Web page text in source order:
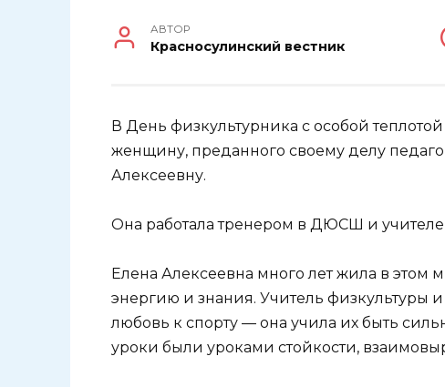
АВТОР
Красносулинский вестник
В День физкультурника с особой
женщину, преданного своему делу
Алексеевну.
Она работала тренером в ДЮСШ и
Елена Алексеевна много лет жила в
энергию и знания. Учитель физкультуры
любовь к спорту — она учила их быть
уроки были уроками стойкости,